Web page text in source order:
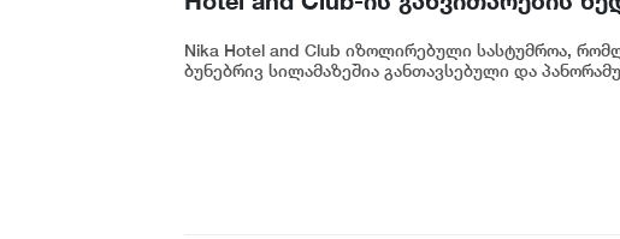
Nika Hotel and Club იზოლირებული სასტუმროა,
ბუნებრივ სილამაზეშია განთავსებული და